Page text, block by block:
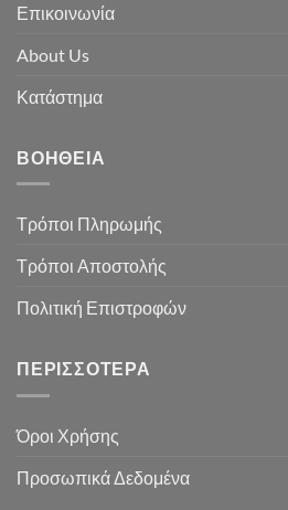
Επικοινωνία
About Us
Κατάστημα
ΒΟΉΘΕΙΑ
Τρόποι Πληρωμής
Τρόποι Αποστολής
Πολιτική Επιστροφών
ΠΕΡΙΣΣΌΤΕΡΑ
Όροι Χρήσης
Προσωπικά Δεδομένα